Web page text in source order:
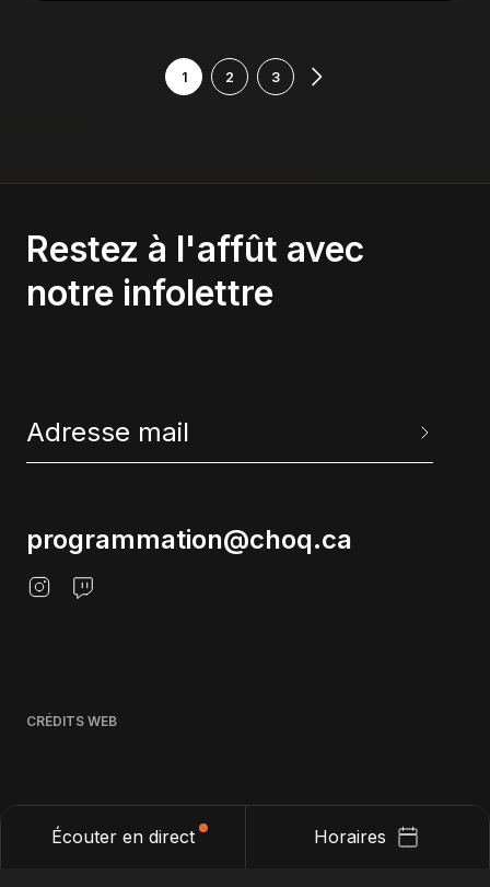
Écouter en direct Horaires
1 2 3
Restez à l'affût avec
notre infolettre
programmation@choq.ca
CRÉDITS WEB